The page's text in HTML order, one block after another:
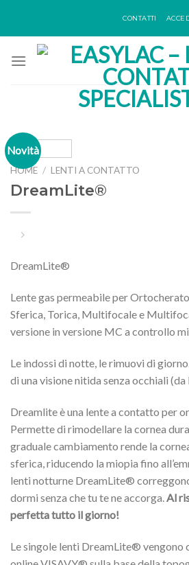
CONTATTI
Novità
HOME / LENTI A CONTATTO
DreamLite®
DreamLite®
Lente gas permeabile per
Sferica, Torica, Multifocale e
versione in versione MC a controllo
Le indossi di notte, le rimuovi di
di una visione nitida senza occhiali
Dreamlite è una lente a contatto per
Permette di rimodellare la cornea
graduale cambiamento rende la
sferica, riducendo la miopia fino
lenti notturne DreamLite®
dormi senza che tu te ne accorga.Al
perfetta tutto il giorno!
Le singole lenti DreamLite® vengono